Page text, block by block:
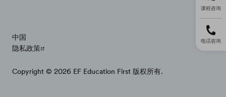
中国
隐私政策
Copyright © 2026 EF Education First 版权所有.
课程咨询
电话咨询